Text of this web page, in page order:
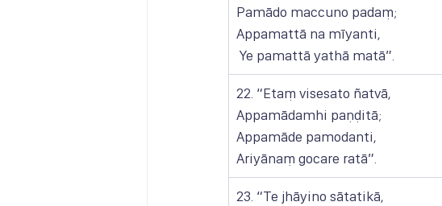
Pamādo maccuno padaṃ;
Appamattā na mīyanti,
Ye pamattā yathā matā”.
22. “Etaṃ visesato ñatvā,
Appamādamhi paṇḍitā;
Appamāde pamodanti,
Ariyānaṃ gocare ratā”.
23. “Te jhāyino sātatikā,